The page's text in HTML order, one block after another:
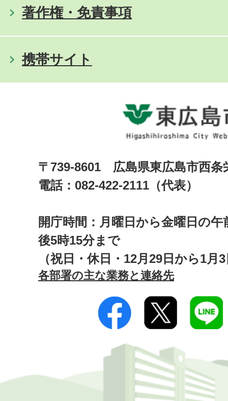
著作権・免責事項
携帯サイト
〒739-8601 広島県東広島市西
電話：082-422-2111（代表）
開庁時間：月曜日から金曜日の午
後5時15分まで
（祝日・休日・12月29日から1月
各部署の主な業務と連絡先